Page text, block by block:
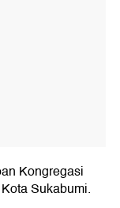
Kongregasi
Sukabumi.